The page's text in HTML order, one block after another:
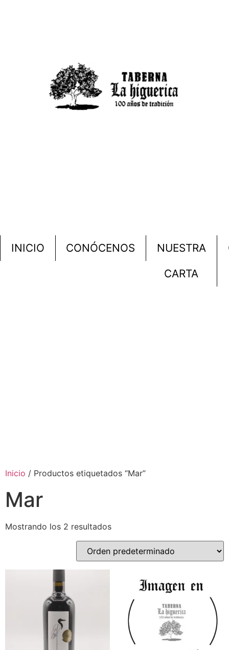
INICIO CONÓCENOS
NUESTRA
CARTA
Inicio / Productos etiquetados “Mar”
Mar
Mostrando los 2 resultados